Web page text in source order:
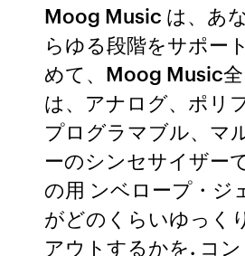
Moog Music は、あ
らゆる段階をサポー
めて、Moog Music
は、アナログ、ポリ
プログラマブル、マ
ーのシンセサイザー
の用 ンベロープ・ジ
がどのくらいゆっく
アウトするかを. コ